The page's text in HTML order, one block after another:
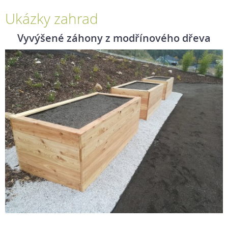
Ukázky zahrad
Vyvýšené záhony z modřínového dřeva